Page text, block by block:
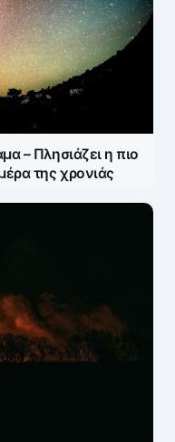
– Πλησιάζει η πιο
της χρονιάς